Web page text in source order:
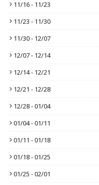
11/16 - 11/23
11/23 - 11/30
11/30 - 12/07
12/07 - 12/14
12/14 - 12/21
12/21 - 12/28
12/28 - 01/04
01/04 - 01/11
01/11 - 01/18
01/18 - 01/25
01/25 - 02/01